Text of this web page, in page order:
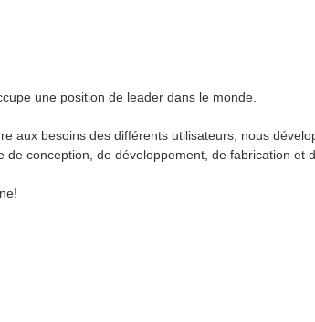
une position de leader dans le monde.
aux besoins des différents utilisateurs, nous
conception, de développement, de fabrication et